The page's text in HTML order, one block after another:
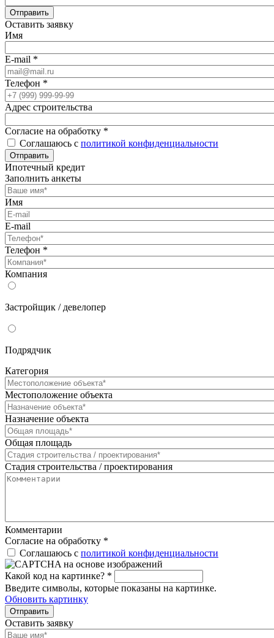
Отправить
Оставить заявку
Имя
E-mail *
Телефон *
Адрес строительства
Согласие на обработку *
Соглашаюсь с политикой конфиденциальности
Отправить
Ипотечный кредит
Заполнить анкеты
Имя
E-mail
Телефон *
Компания
Застройщик / девелопер
Подрядчик
Категория
Местоположение объекта
Назначение объекта
Общая площадь
Стадия строительства / проектирования
Комментарии
Согласие на обработку *
Соглашаюсь с политикой конфиденциальности
Какой код на картинке? *
Введите символы, которые показаны на картинке.
Обновить картинку
Отправить
Оставить заявку